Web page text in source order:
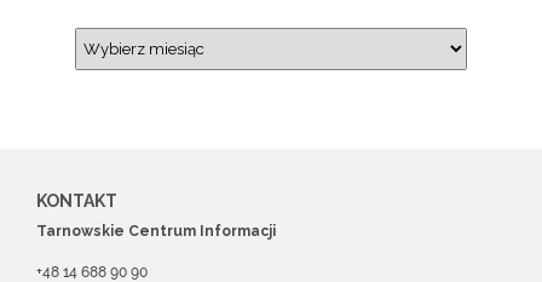
KONTAKT
Tarnowskie Centrum Informacji
+48 14 688 90 90